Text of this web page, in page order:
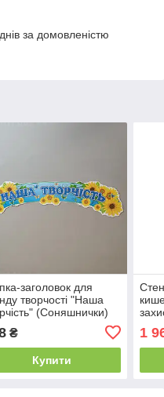
за домовленістю
заголовок для
творчості "Наша
(Соняшнички)
₴
Купити
1